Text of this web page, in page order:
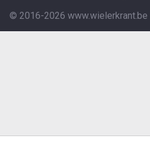
© 2016-2026 www.wielerkrant.be